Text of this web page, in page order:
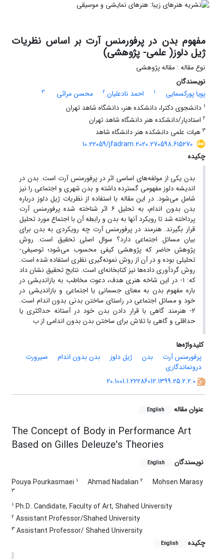
مفهوم بدن در پرفورمنس آرت بر اساس نظریات
ژیل دلوز( علمی- پژوهشی)
نوع مقاله : مقاله پژوهشی
نویسندگان
پویا پورکسمایی
1 احمد نادعلیان 2 محسن مراثی
3
1 دانشجوی دکترا، دانشکده هنر، دانشگاه شاهد تهران
2 استادیار/دانشکده هنر دانشگاه شاهد تهران
3 هیات علمی دانشکده هنر دانشگاه شاهد
10.22059/jfadram.2020.270598.615270
چکیده
بدن یکی از مولفه‌های اساسی اثر در پرفورمنس آرت است. بدن در
اندیشه دلوز مفهومی گسترده داشته و بدن شهری و اجتماعی را نیز
شامل می‌شود. در این مقاله با استفاده از نظریات ژیل دلوز درباره
بدن بدون اندام، به تحلیل ۶ اثر شناخته شده پرفورمنس آرت
پرداخته‌ شد تا رویکرد آنها به بدن و رابطه آن با اجتماع مورد تحلیل
قرار بگیرند. هنرمند در پرفورمنس آرت چه رویکردی به بدن برای
بیان مسائل اجتماعی دارد؟ سوال اصلی تحقیق است. روش
پژوهش حاضر که پژوهشی کیفی محسوب می‌شود؛ توصیفی-
تحلیلی بوده و در آن از روش نمونه‌گیری نظری استفاده شده است.
روش گردآوری داده‌ها نیز کتابخانه‌ای است. نتایج تحقیق نشان داد
که: ۱- در این شاخه هنری هدف، دعوت مخاطب به بازاندیشی در
باره مفهوم بدن به معنای جسمانی یا اجتماعی و بازاندیشی در
خود و مسائل اجتماعی در راستای ساختن بدنی بدون اندام است.
2- هنرمند گاهی با قرار دادن بدن خود در آستانه حداکثری یا
حداقلی و گاهی با تلاش برای ساختن بدن بدون اندامی از ب
کلیدواژه‌ها
پرفورمنس آرت
بدن ژیل دلوز بدن بدون اندام
صیرورت
درونماندگاری
20.1001.1.22286012.1399.25.2.2.0
عنوان مقاله English
The Concept of Body in Performance Art
Based on Gilles Deleuze's Theories
نویسندگان English
Pouya Pourkasmaei 1 Ahmad Nadalian 2 Mohsen Marasy
3
1 Ph.D. Candidate, Faculty of Art, Shahed University
2 Assistant Professor/Shahed University
3 Assistant Professor/ Shahed University
چکیده
English